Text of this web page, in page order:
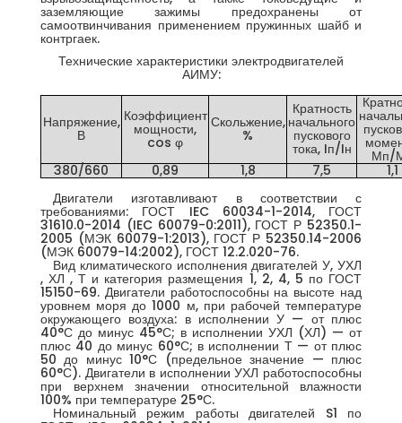
заземляющие зажимы предохранены от
самоотвинчивания применением пружинных шайб и
контргаек.
Технические характеристики электродвигателей
АИМУ:
Напряжение,
В
Коэффициент
мощности,
cos φ
Скольжение,
%
Кратность
начального
пускового
тока, Iп/Iн
Мп/
380/660
0,89 1,8 7,5
1,1
Двигатели изготавливают в соответствии с
требованиями: ГОСТ IEC 60034-1-2014, ГОСТ
31610.0-2014 (IEC 60079-0:2011), ГОСТ Р 52350.1-
2005 (МЭК 60079-1:2013), ГОСТ Р 52350.14-2006
(МЭК 60079-14:2002), ГОСТ 12.2.020-76.
Вид климатического исполнения двигателей У, УХЛ
, ХЛ , Т и категория размещения 1, 2, 4, 5 по ГОСТ
15150-69. Двигатели работоспособны на высоте над
уровнем моря до 1000 м, при рабочей температуре
окружающего воздуха: в исполнении У — от плюс
40°С до минус 45°С; в исполнении УХЛ (ХЛ) — от
плюс 40 до минус 60°С; в исполнении Т — от плюс
50 до минус 10°С (предельное значение — плюс
60°С). Двигатели в исполнении УХЛ работоспособны
при верхнем значении относительной влажности
100% при температуре 25°С.
Номинальный режим работы двигателей S1 по